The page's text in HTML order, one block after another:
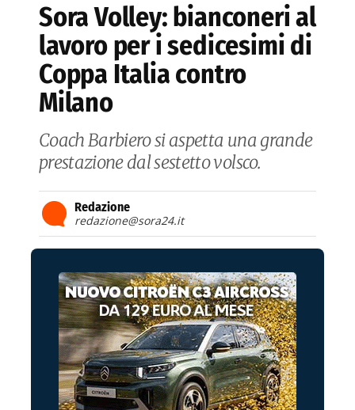
Sora Volley: bianconeri al
lavoro per i sedicesimi di
Coppa Italia contro
Milano
Coach Barbiero si aspetta una grande
prestazione dal sestetto volsco.
Redazione
redazione@sora24.it